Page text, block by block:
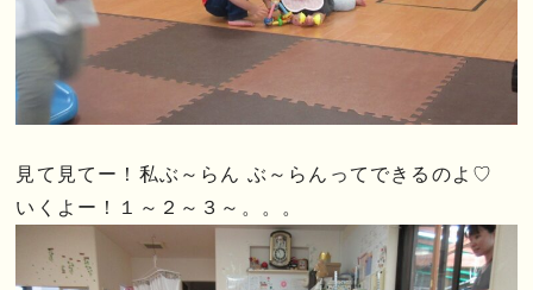
見て見てー！私ぶ～らん ぶ～らんってできるのよ♡
いくよー！１～２～３～。。。